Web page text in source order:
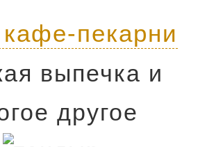
пекарни
выпечка и
другое